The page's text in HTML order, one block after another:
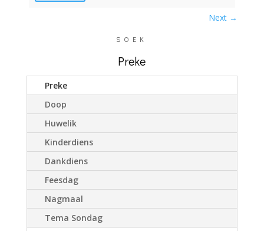
Next →
SOEK
Preke
Preke
Doop
Huwelik
Kinderdiens
Dankdiens
Feesdag
Nagmaal
Tema Sondag